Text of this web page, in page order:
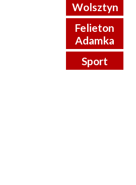
Wolsztyn
Felieton
Adamka
Sport